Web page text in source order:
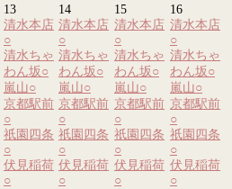
13
清水本店
○
清水ちゃ
わん坂○
嵐山○
京都駅前
○
祇園四条
○
伏見稲荷
○
14
清水本店
○
清水ちゃ
わん坂○
嵐山○
京都駅前
○
祇園四条
○
伏見稲荷
○
15
清水本店
○
清水ちゃ
わん坂○
嵐山○
京都駅前
○
祇園四条
○
伏見稲荷
○
16
清水本店
○
清水ちゃ
わん坂○
嵐山○
京都駅前
○
祇園四条
○
伏見稲荷
○